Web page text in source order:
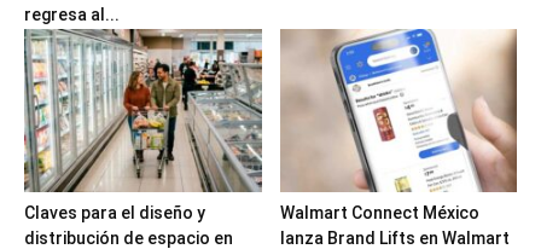
regresa al...
Claves para el diseño y
distribución de espacio en
Walmart Connect México
lanza Brand Lifts en Walmart